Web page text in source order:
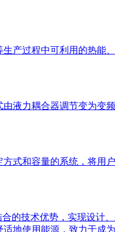
产过程中可利用的热能
液力耦合器调节变为变
式和容量的系统，将用
的技术优势，实现设计
地使用能源，致力于成